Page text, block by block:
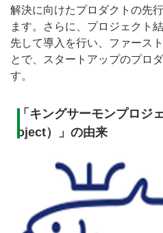
解決に向けたプロダクトの先
ます。さらに、プロジェクト
先して導入を行い、ファース
とで、スタートアップのプロ
す。
「キングサーモンプロ
oject）」の由来